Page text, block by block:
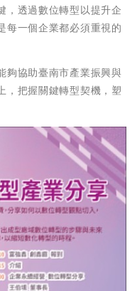
，透過數位轉型以提升企
每一個企業都必須重視的
夠協助臺南市產業振興與
，把握關鍵轉型契機，塑